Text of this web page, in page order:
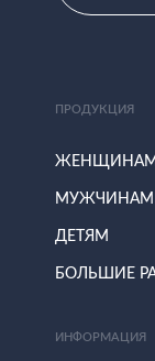
ПРОДУКЦИЯ
ЖЕНЩИНАМ
МУЖЧИНАМ
ДЕТЯМ
БОЛЬШИЕ
ИНФОРМАЦИЯ